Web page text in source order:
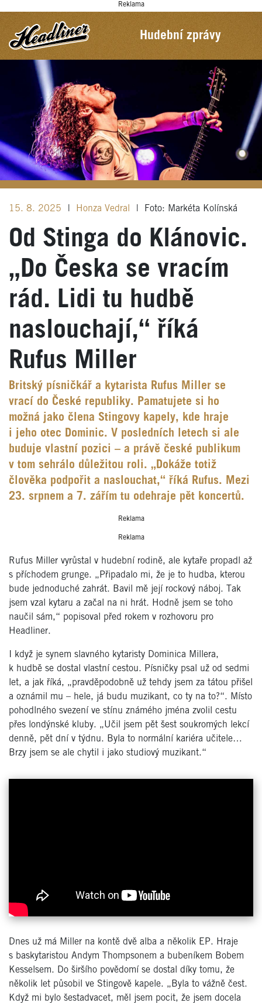
Reklama
Hudební zprávy
15. 8. 2025 Honza Vedral Foto: Markéta Kolínská
Od Stinga do Klánovic.
„Do Česka se vracím
rád. Lidi tu hudbě
naslouchají,“ říká
Rufus Miller
Britský písničkář a kytarista Rufus Miller se
vrací do České republiky. Pamatujete si ho
možná jako člena Stingovy kapely, kde hraje
i jeho otec Dominic. V posledních letech si ale
buduje vlastní pozici – a právě české publikum
v tom sehrálo důležitou roli. „Dokáže totiž
člověka podpořit a naslouchat,“ říká Rufus. Mezi
23. srpnem a 7. zářím tu odehraje pět koncertů.
Reklama
Reklama
Rufus Miller vyrůstal v hudební rodině, ale kytaře propadl až
s příchodem grunge. „Připadalo mi, že je to hudba, kterou
bude jednoduché zahrát. Bavil mě její rockový náboj. Tak
jsem vzal kytaru a začal na ni hrát. Hodně jsem se toho
naučil sám,“ popisoval před rokem v rozhovoru pro
Headliner.
I když je synem slavného kytaristy Dominica Millera,
k hudbě se dostal vlastní cestou. Písničky psal už od sedmi
let, a jak říká, „pravděpodobně už tehdy jsem za tátou přišel
a oznámil mu – hele, já budu muzikant, co ty na to?“. Místo
pohodlného svezení ve stínu známého jména zvolil cestu
přes londýnské kluby. „Učil jsem pět šest soukromých lekcí
denně, pět dní v týdnu. Byla to normální kariéra učitele…
Brzy jsem se ale chytil i jako studiový muzikant.“
Dnes už má Miller na kontě dvě alba a několik EP. Hraje
s baskytaristou Andym Thompsonem a bubeníkem Bobem
Kesselsem. Do širšího povědomí se dostal díky tomu, že
několik let působil ve Stingově kapele. „Byla to vážně čest.
Když mi bylo šestadvacet, měl jsem pocit, že jsem docela